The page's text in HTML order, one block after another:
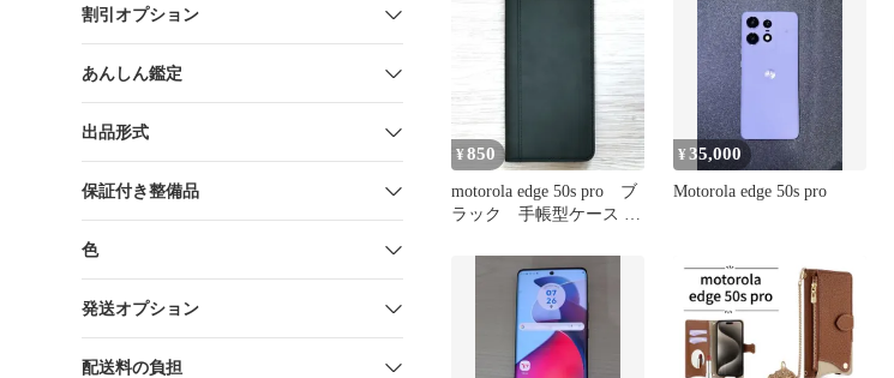
割引オプション
あんしん鑑定
出品形式
保証付き整備品
色
発送オプション
配送料の負担
¥850
motorola edge 50s pro ブ
ラック 手帳型ケース
261-9
¥35,000
Motorola edge 50s pro